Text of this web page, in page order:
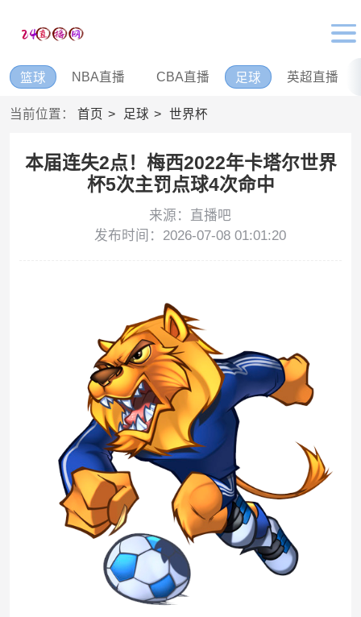
篮球 NBA直播 CBA直播 足球 英超直播
当前位置： 首页 足球 世界杯
本届连失2点！梅西2022年卡塔尔世界
杯5次主罚点球4次命中
来源：直播吧
发布时间：2026-07-08 01:01:20